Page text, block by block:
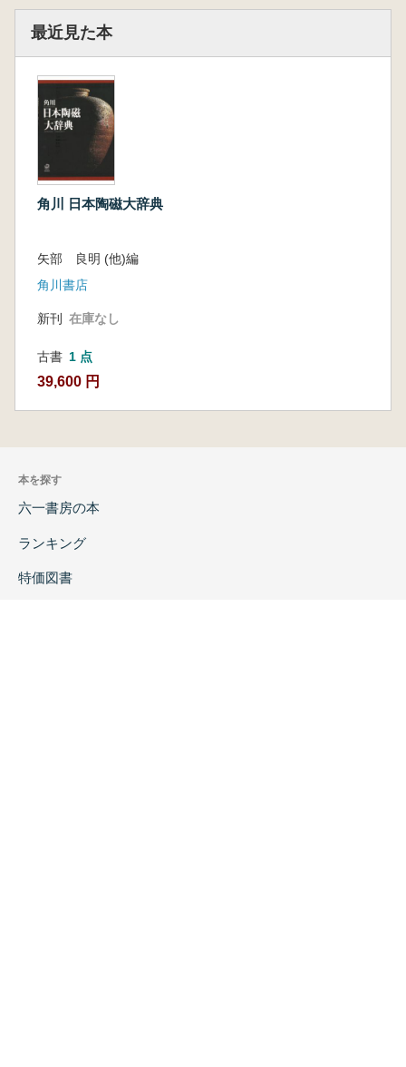
最近見た本
角川 日本陶磁大辞典
矢部 良明 (他)編
角川書店
新刊 在庫なし
古書 1 点
39,600 円
本を探す
六一書房の本
ランキング
特価図書